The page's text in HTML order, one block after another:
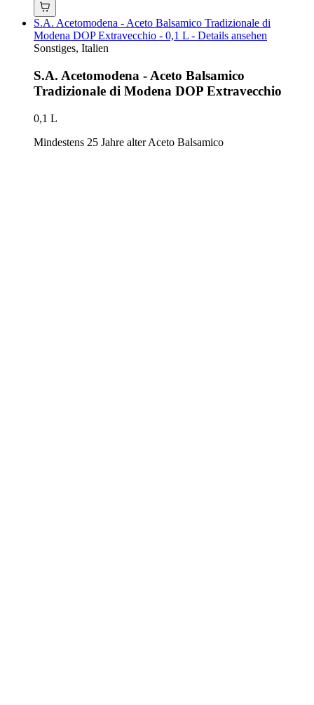
S.A. Acetomodena - Aceto Balsamico Tradizionale di
Modena DOP Extravecchio - 0,1 L - Details ansehen
Sonstiges, Italien
S.A. Acetomodena - Aceto Balsamico
Tradizionale di Modena DOP Extravecchio
0,1 L
Mindestens 25 Jahre alter Aceto Balsamico